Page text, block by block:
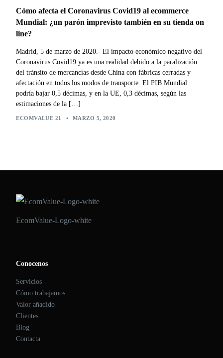
Cómo afecta el Coronavirus Covid19 al ecommerce
Mundial: ¿un parón imprevisto también en su tienda on
line?
Madrid, 5 de marzo de 2020.- El impacto económico negativo del
Coronavirus Covid19 ya es una realidad debido a la paralización
del tránsito de mercancías desde China con fábricas cerradas y
afectación en todos los modos de transporte. El PIB Mundial
podría bajar 0,5 décimas, y en la UE, 0,3 décimas, según las
estimaciones de la […]
ECOMVALUE 21 • MARZO 5, 2020
EcomValue-Logo-white
Conocenos
Servicios
Cómo trabajamos
Valor añadido
Clientes
Blog
Contacta